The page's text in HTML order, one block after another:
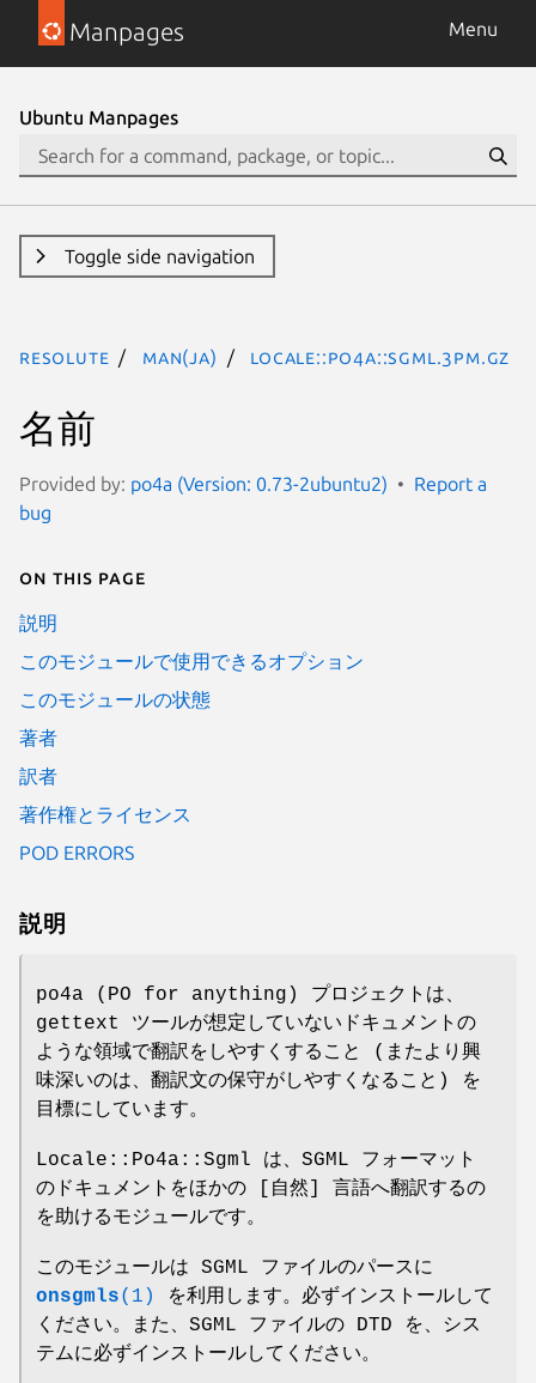
Manpages Menu
Ubuntu Manpages
Toggle side navigation
resolute man(ja) Locale::Po4a::Sgml.3pm.gz
名前
Provided by: po4a (Version: 0.73-2ubuntu2)
Report a
bug
On this page
説明
このモジュールで使用できるオプション
このモジュールの状態
著者
訳者
著作権とライセンス
POD ERRORS
説明
po4a (PO for anything) プロジェクトは、
gettext ツールが想定していないドキュメントの
ような領域で翻訳をしやすくすること (またより興
味深いのは、翻訳文の保守がしやすくなること) を
目標にしています。
Locale::Po4a::Sgml は、SGML フォーマット
のドキュメントをほかの [自然] 言語へ翻訳するの
を助けるモジュールです。
このモジュールは SGML ファイルのパースに
onsgmls(1)
を利用します。必ずインストールして
ください。また、SGML ファイルの DTD を、シス
テムに必ずインストールしてください。